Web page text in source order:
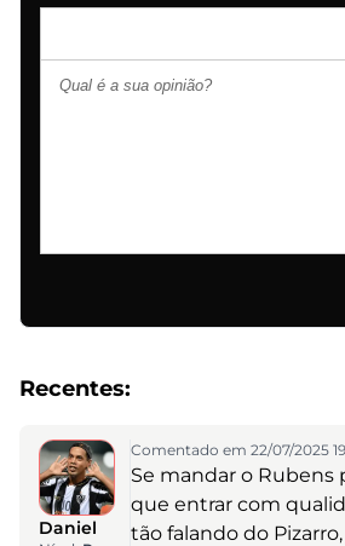
Recentes:
Daniel
Comentado em 22/07/2025
Se mandar o Rubens
que entrar com
tão falando do